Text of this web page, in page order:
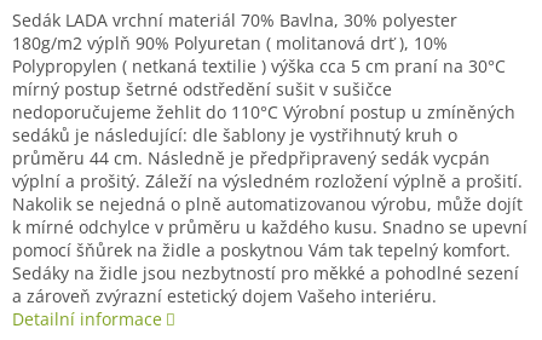
Sedák LADA vrchní materiál 70% Bavlna, 30% polyester
180g/m2 výplň 90% Polyuretan ( molitanová drť ), 10%
Polypropylen ( netkaná textilie ) výška cca 5 cm praní na 30°C
mírný postup šetrné odstředění sušit v sušičce
nedoporučujeme žehlit do 110°C Výrobní postup u zmíněných
sedáků je následující: dle šablony je vystřihnutý kruh o
průměru 44 cm. Následně je předpřipravený sedák vycpán
výplní a prošitý. Záleží na výsledném rozložení výplně a prošití.
Nakolik se nejedná o plně automatizovanou výrobu, může dojít
k mírné odchylce v průměru u každého kusu. Snadno se upevní
pomocí šňůrek na židle a poskytnou Vám tak tepelný komfort.
Sedáky na židle jsou nezbytností pro měkké a pohodlné sezení
a zároveň zvýrazní estetický dojem Vašeho interiéru.
Detailní informace